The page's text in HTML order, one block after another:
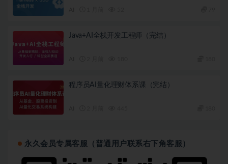
Java+AI全栈开发工程师（完结）
程序员AI量化理财体系课（完结）
永久会员专属客服（普通用户联系右下角客服）